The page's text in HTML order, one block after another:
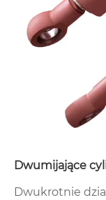
Dwumijające
Dwukrotnie